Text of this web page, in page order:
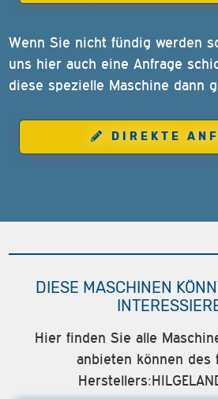
Wenn Sie nicht fündig werden
uns hier auch eine Anfrage
diese spezielle Maschine dann
DIREKTE
DIESE MASCHINEN
Hier finden Sie alle
anbieten können des